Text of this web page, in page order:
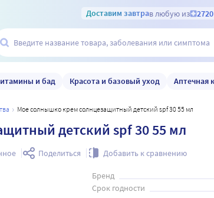
Доставим завтрав любую из
и бад Красота и базовый уход Аптечная
Мое солнышко крем солнцезащитный детский spf 30 55 мл
детский spf 30 55 мл
Поделиться Добавить к сравнению
Бренд
Срок годности